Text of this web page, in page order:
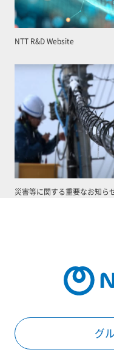
NTT R&D Website
災害等に関する重要なお知ら
グ